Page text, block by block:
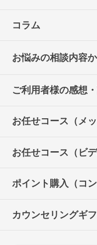
コラム
お悩みの相談内容
ご利用者様の感想
お任せコース（メッ
お任せコース（ビデ
ポイント購入（コ
カウンセリングギ